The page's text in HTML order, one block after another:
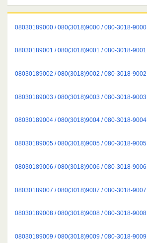
08030189000 / 080(3018)9000 / 080-3018-9000
08030189001 / 080(3018)9001 / 080-3018-9001
08030189002 / 080(3018)9002 / 080-3018-9002
08030189003 / 080(3018)9003 / 080-3018-9003
08030189004 / 080(3018)9004 / 080-3018-9004
08030189005 / 080(3018)9005 / 080-3018-9005
08030189006 / 080(3018)9006 / 080-3018-9006
08030189007 / 080(3018)9007 / 080-3018-9007
08030189008 / 080(3018)9008 / 080-3018-9008
08030189009 / 080(3018)9009 / 080-3018-9009